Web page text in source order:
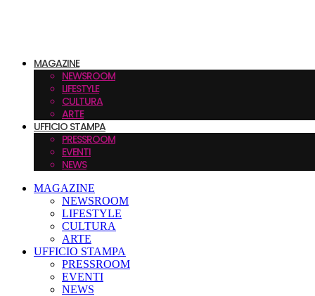
MAGAZINE
NEWSROOM
LIFESTYLE
CULTURA
ARTE
UFFICIO STAMPA
PRESSROOM
EVENTI
NEWS
MAGAZINE
NEWSROOM
LIFESTYLE
CULTURA
ARTE
UFFICIO STAMPA
PRESSROOM
EVENTI
NEWS